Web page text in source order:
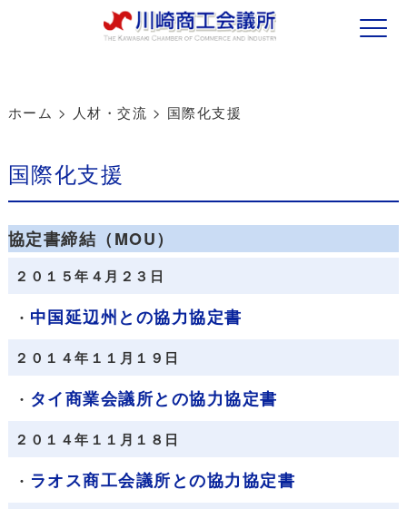
ホーム > 人材・交流 > 国際化支援
国際化支援
協定書締結（MOU）
２０１５年４月２３日
・ 中国延辺州との協力協定書
２０１４年１１月１９日
・ タイ商業会議所との協力協定書
２０１４年１１月１８日
・ ラオス商工会議所との協力協定書